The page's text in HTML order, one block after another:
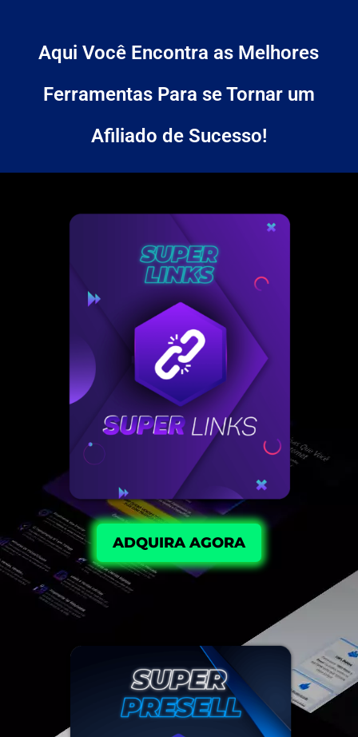
Aqui Você Encontra as Melhores
Ferramentas Para se Tornar um
Afiliado de Sucesso!
ADQUIRA AGORA